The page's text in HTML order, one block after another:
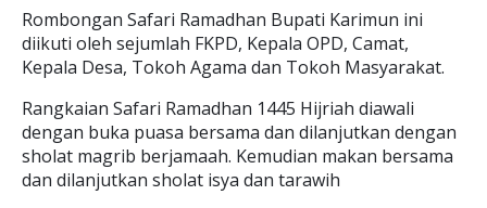
Rombongan Safari Ramadhan Bupati Karimun ini
diikuti oleh sejumlah FKPD, Kepala OPD, Camat,
Kepala Desa, Tokoh Agama dan Tokoh Masyarakat.
Rangkaian Safari Ramadhan 1445 Hijriah diawali
dengan buka puasa bersama dan dilanjutkan dengan
sholat magrib berjamaah. Kemudian makan bersama
dan dilanjutkan sholat isya dan tarawih